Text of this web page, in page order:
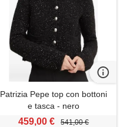
Patrizia Pepe top con bottoni
e tasca - nero
459,00 € 541,00 €